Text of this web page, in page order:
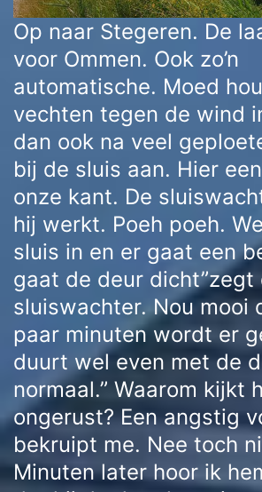
Op naar Stegeren. De
voor Ommen. Ook zo’n
automatische. Moed
vechten tegen de wind
dan ook na veel
bij de sluis aan. Hier
onze kant. De
hij werkt. Poeh poeh.
sluis in en er gaat een
gaat de deur dicht”zegt
sluiswachter. Nou mooi
paar minuten wordt er
duurt wel even met de
normaal.” Waarom kijkt
ongerust? Een angstig
bekruipt me. Nee toch
Minuten later hoor ik